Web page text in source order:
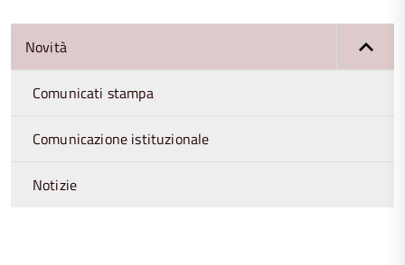
Novità
Comunicati stampa
Comunicazione istituzionale
Notizie